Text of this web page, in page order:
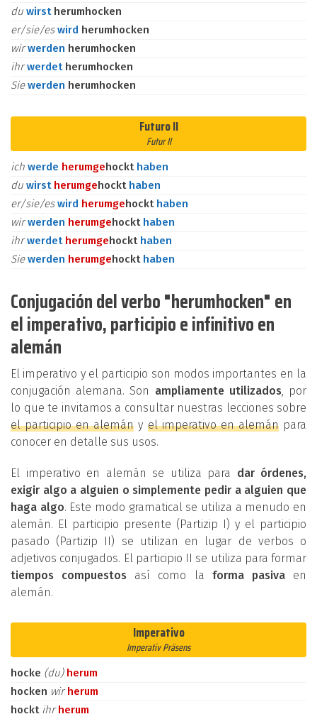
du wirst herumhocken
er/sie/eswird herumhocken
wirwerden herumhocken
ihrwerdet herumhocken
Siewerden herumhocken
Futuro II
Futur II
ich werde herumgehockt haben
du wirst herumgehockt haben
er/sie/eswird herumgehockt haben
wirwerden herumgehockt haben
ihrwerdet herumgehockt haben
Siewerden herumgehockt haben
Conjugación del verbo "herumhocken" en
el imperativo, participio e infinitivo en
alemán
El imperativo y el participio son modos importantes en la
conjugación alemana. Son ampliamente utilizados, por
lo que te invitamos a consultar nuestras lecciones sobre
el participio en alemán y el imperativo en alemánpara
conocer en detalle sus usos.
El imperativo en alemán se utiliza para dar órdenes,
exigir algo a alguien o simplemente pedir a alguien que
haga algo. Este modo gramatical se utiliza a menudo en
alemán. El participio presente (Partizip I) y el participio
pasado (Partizip II) se utilizan en lugar de verbos o
adjetivos conjugados. El participio II se utiliza para formar
tiempos compuestos así como la forma pasivaen
alemán.
Imperativo
Imperativ Präsens
hocke (du) herum
hocken wirherum
hockt ihrherum